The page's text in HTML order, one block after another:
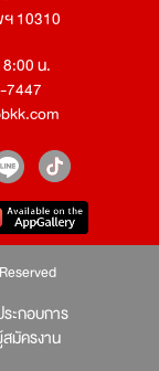
ฯ 10310
น.
7447
ะกอบการ
สมัครงาน